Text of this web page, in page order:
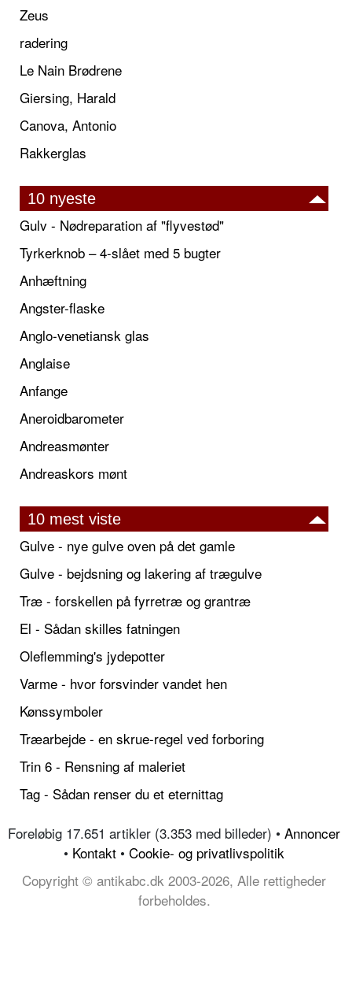
Zeus
radering
Le Nain Brødrene
Giersing, Harald
Canova, Antonio
Rakkerglas
10 nyeste
Gulv - Nødreparation af "flyvestød"
Tyrkerknob – 4-slået med 5 bugter
Anhæftning
Angster-flaske
Anglo-venetiansk glas
Anglaise
Anfange
Aneroidbarometer
Andreasmønter
Andreaskors mønt
10 mest viste
Gulve - nye gulve oven på det gamle
Gulve - bejdsning og lakering af trægulve
Træ - forskellen på fyrretræ og grantræ
El - Sådan skilles fatningen
Oleflemming's jydepotter
Varme - hvor forsvinder vandet hen
Kønssymboler
Træarbejde - en skrue-regel ved forboring
Trin 6 - Rensning af maleriet
Tag - Sådan renser du et eternittag
Foreløbig 17.651 artikler (3.353 med billeder) • Annoncer
• Kontakt • Cookie- og privatlivspolitik
Copyright © antikabc.dk 2003-2026, Alle rettigheder
forbeholdes.